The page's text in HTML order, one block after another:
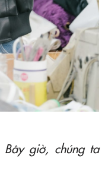
Bây giờ, chúng ta